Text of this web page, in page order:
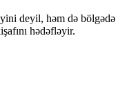
deyil, həm də bölgədə
hədəfləyir.